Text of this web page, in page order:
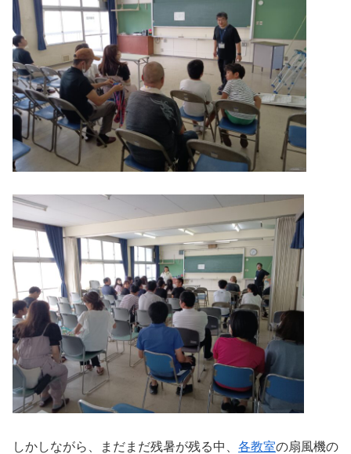
しかしながら、まだまだ残暑が残る中、 各教室の扇風機の